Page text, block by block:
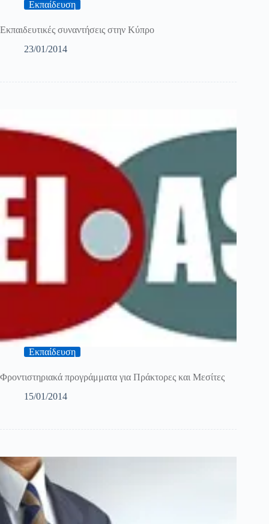
Εκπαίδευση
Εκπαιδευτικές συναντήσεις στην Κύπρο
23/01/2014
Εκπαίδευση
Φροντιστηριακά προγράμματα για Πράκτορες και Μεσίτες
15/01/2014